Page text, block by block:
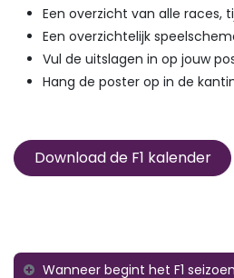
Een overzicht van alle races,
Een overzichtelijk
Vul de uitslagen in op jouw
Hang de poster op in de
Download de F1 kalender
Wanneer begint het F1